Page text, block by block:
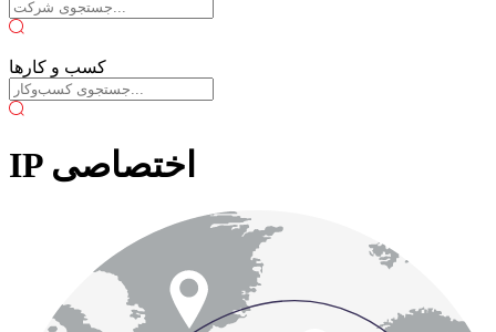
کسب و کارها
IP اختصاصی